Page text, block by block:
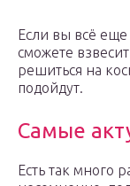
Если вы всё еще
сможете
решиться на
подойдут.
Самые
Есть так много